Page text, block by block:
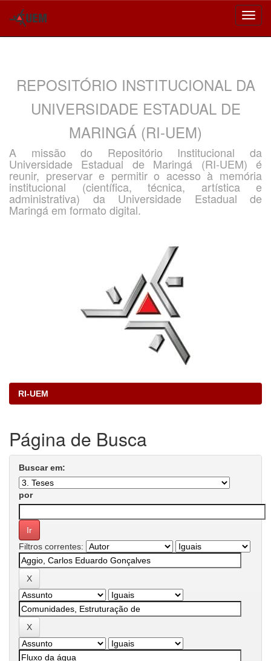
REPOSITÓRIO INSTITUCIONAL DA
UNIVERSIDADE ESTADUAL DE
MARINGÁ (RI-UEM)
A missão do Repositório Institucional da
Universidade Estadual de Maringá (RI-UEM) é
reunir, preservar e permitir o acesso à memória
institucional (científica, técnica, artística e
administrativa) da Universidade Estadual de
Maringá em formato digital.
RI-UEM
Página de Busca
Buscar em:
por
Filtros correntes: